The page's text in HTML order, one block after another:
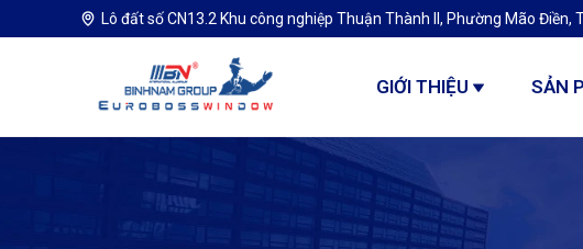
Lô đất số CN13.2 Khu công nghiệp Thuận Thành II, Phường Mão Điền,
GIỚI THIỆU SẢN